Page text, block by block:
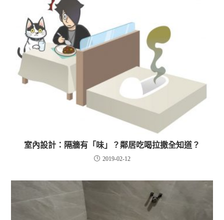
室內設計：隔牆有「味」？鄰居吃喝拉撒全知道？
2019-02-12